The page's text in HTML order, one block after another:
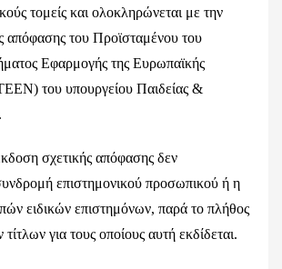
τομείς και ολοκληρώνεται με την
απόφασης του Προϊσταμένου του
Εφαρμογής της Ευρωπαϊκής
του υπουργείου Παιδείας &
σχετικής απόφασης δεν
επιστημονικού προσωπικού ή η
ειδικών επιστημόνων, παρά το πλήθος
για τους οποίους αυτή εκδίδεται.